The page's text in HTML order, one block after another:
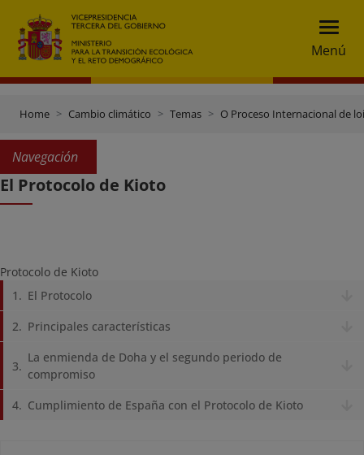
Menú
Home Cambio climático Temas O Proceso Internacional de
Navegación
El Protocolo de Kioto
Protocolo de Kioto
El Protocolo
Principales características
La enmienda de Doha y el segundo periodo de
compromiso
Cumplimiento de España con el Protocolo de Kioto